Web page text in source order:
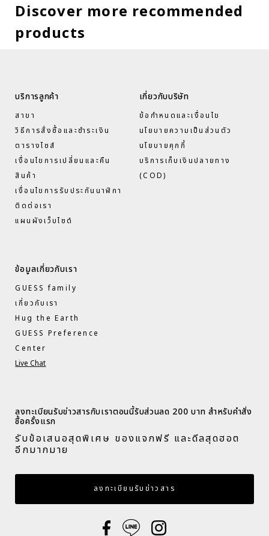
Discover more recommended
products
บริการลูกค้า
สาขา
วิธีการสั่งซื้อและชำระเงิน
ตารางไซส์
เงื่อนไขการเปลี่ยนและคืน
สินค้า
เงื่อนไขการรับประกันนาฬิกา
ติดต่อเรา
แผนผังเว็บไซด์
เกี่ยวกับบริษัท
ข้อกำหนดและเงื่อนไข
นโยบายความเป็นส่วนตัว
นโยบายคุกกี้
บริการเก็บเงินปลายทาง
(COD)
ข้อมูลเกี่ยวกับเรา
GUESS family
เกี่ยวกับเรา
Hug the Earth
GUESS Preference
Center
Live Chat
ลงทะเบียนรับข่าวสารกับเราตอนนี้รับส่วนลด 200 บาท สำหรับคำสั่ง
ซื้อครั้งแรก​
รับข้อเสนอสุดพิเศษ ของแจกฟรี และดีลสุดฮอต
อีกมากมาย​
กรอกอีเมล
ลงทะเบียนรับข่าวสาร